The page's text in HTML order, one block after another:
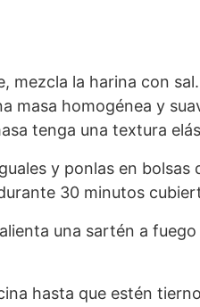
mezcla la harina con
masa homogénea y
tenga una textura
y ponlas en bolsas
30 minutos
una sartén a
hasta que estén